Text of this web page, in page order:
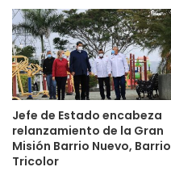
Jefe de Estado encabeza
relanzamiento de la Gran
Misión Barrio Nuevo, Barrio
Tricolor